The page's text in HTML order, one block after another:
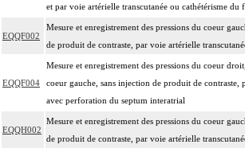
et par voie artérielle transcutanée ou cathétérisme du
EQQF002
Mesure et enregistrement des pressions du coeur
de produit de contraste, par voie artérielle
EQQF004
Mesure et enregistrement des pressions du coeur
coeur gauche, sans injection de produit de contraste,
avec perforation du septum interatrial
EQQH002
Mesure et enregistrement des pressions du coeur
de produit de contraste, par voie artérielle